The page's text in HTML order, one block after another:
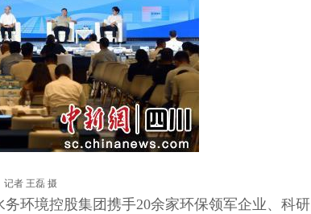
记者 王磊 摄
境控股集团携手20余家环保领军企业、科研